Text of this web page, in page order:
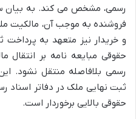
رسمی، مشخص می کند. به بیان
فروشنده به موجب آن، مالکیت
و خریدار نیز متعهد به
حقوقی مبایعه نامه بر انتقال
رسمی بلافاصله منتقل نشود.
ثبت نهایی ملک در دفاتر اسناد
حقوقی بالایی برخوردار است.